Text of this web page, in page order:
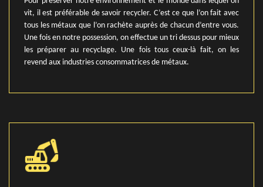
vit, il est préférable de savoir recycler. C’est ce que l’on fait avec
tous les métaux que l’on rachète auprès de chacun d’entre vous.
Une fois en notre possession, on effectue un tri dessus pour mieux
les préparer au recyclage. Une fois tous ceux-là fait, on les
revend aux industries consommatrices de métaux.